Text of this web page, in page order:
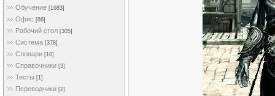
Обучение [1683]
Офис [66]
Рабочий стол [305]
Система [378]
Словари [10]
Справочники [3]
Тесты [1]
Переводчики [2]